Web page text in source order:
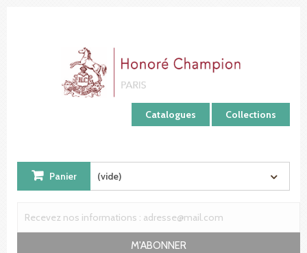
Catalogues Collections
Panier (vide)
M'ABONNER